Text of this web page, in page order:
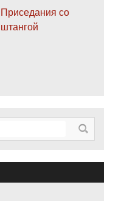
Приседания со
штангой